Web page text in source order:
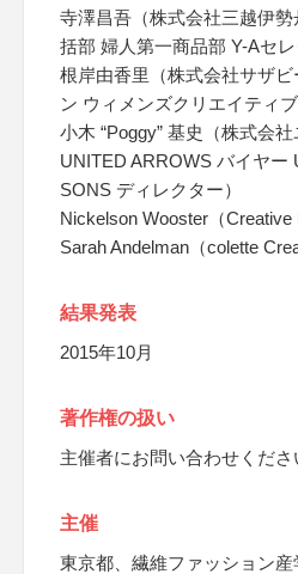
寺澤昌吾（株式会社三越伊
括部 婦人第一商品部 Y-Aセレ
根岸由香里（株式会社サザ
ン ウィメンズクリエイティ
小木 “Poggy” 基史（株式会
UNITED ARROWS バイヤー
SONS ディレクター）
Nickelson Wooster（Creative
Sarah Andelman（colette
結果発表
2015年10月
著作権の扱い
主催者にお問い合わせくださ
主催
東京都、繊維ファッション産